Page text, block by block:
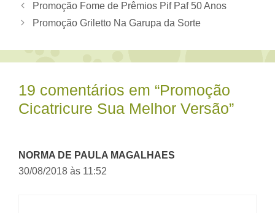
Promoção Fome de Prêmios Pif Paf 50 Anos
Promoção Griletto Na Garupa da Sorte
19 comentários em “Promoção
Cicatricure Sua Melhor Versão”
NORMA DE PAULA MAGALHAES
30/08/2018 às 11:52